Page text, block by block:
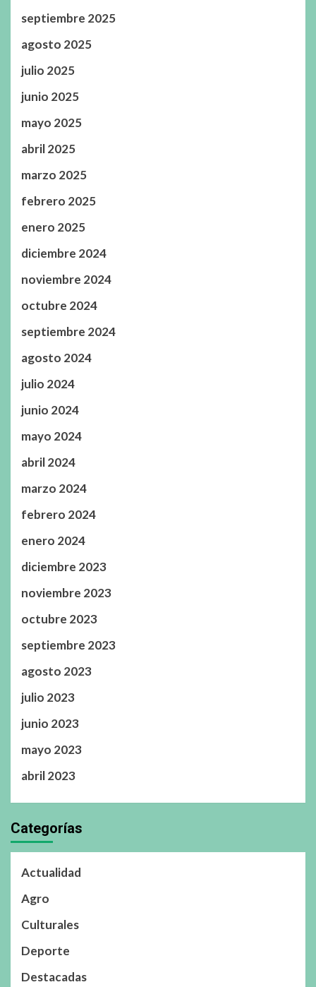
septiembre 2025
agosto 2025
julio 2025
junio 2025
mayo 2025
abril 2025
marzo 2025
febrero 2025
enero 2025
diciembre 2024
noviembre 2024
octubre 2024
septiembre 2024
agosto 2024
julio 2024
junio 2024
mayo 2024
abril 2024
marzo 2024
febrero 2024
enero 2024
diciembre 2023
noviembre 2023
octubre 2023
septiembre 2023
agosto 2023
julio 2023
junio 2023
mayo 2023
abril 2023
Categorías
Actualidad
Agro
Culturales
Deporte
Destacadas